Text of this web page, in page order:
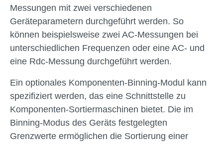
Messungen mit zwei verschiedenen
Geräteparametern durchgeführt werden. So
können beispielsweise zwei AC-Messungen bei
unterschiedlichen Frequenzen oder eine AC- und
eine Rdc-Messung durchgeführt werden.
Ein optionales Komponenten-Binning-Modul kann
spezifiziert werden, das eine Schnittstelle zu
Komponenten-Sortiermaschinen bietet. Die im
Binning-Modus des Geräts festgelegten
Grenzwerte ermöglichen die Sortierung einer